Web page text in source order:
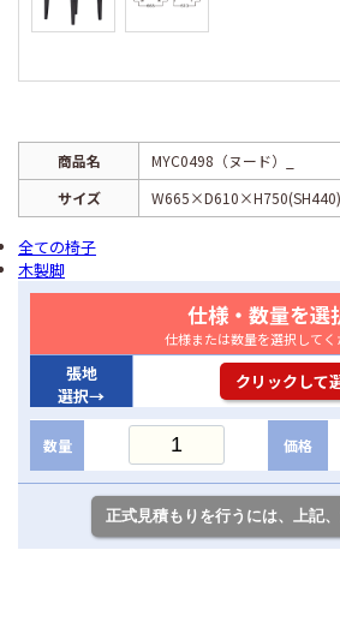
商品名
MYC0498（ヌード）_
サイズ
W665×D610×H750(SH440)
全ての椅子
木製脚
仕様・数量を選
仕様または数量を選択してく
張地
選択→
クリックして
数量 価格